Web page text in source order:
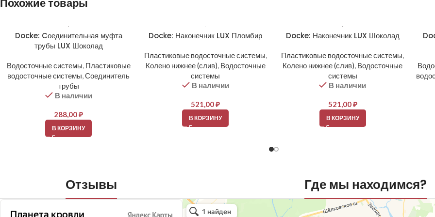
Похожие товары
Docke: Cоединительная муфта
трубы LUX Шоколад
Водосточные системы, Пластиковые
водосточные системы,Соединитель
трубы
В наличии
288,00₽
В КОРЗИНУ
Docke: Наконечник LUX Пломбир
Пластиковые водосточные системы,
Колено нижнее (слив), Водосточные
системы
В наличии
521,00₽
В КОРЗИНУ
Docke: Наконечник LUX Шоколад
Пластиковые водосточные системы,
Колено нижнее (слив), Водосточные
системы
В наличии
521,00₽
В КОРЗИНУ
Отзывы Где мы находимся?
Планета кровли
Кровля и кровельные материалы в Балашихе